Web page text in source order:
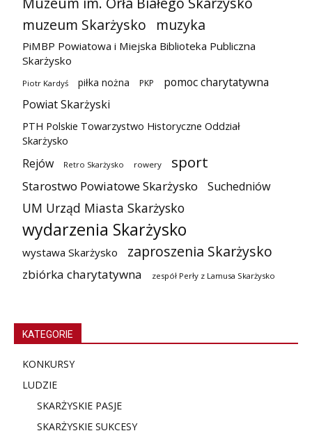
muzeum Skarżysko
muzyka
PiMBP Powiatowa i Miejska Biblioteka Publiczna
Skarżysko
Piotr Kardyś piłka nożna PKP
pomoc charytatywna
Powiat Skarżyski
PTH Polskie Towarzystwo Historyczne Oddział
Skarżysko
Rejów Retro Skarżysko rowery sport
Starostwo Powiatowe Skarżysko Suchedniów
UM Urząd Miasta Skarżysko
wydarzenia Skarżysko
wystawa Skarżysko zaproszenia Skarżysko
zbiórka charytatywna zespół Perły z Lamusa Skarżysko
KATEGORIE
KONKURSY
LUDZIE
SKARŻYSKIE PASJE
SKARŻYSKIE SUKCESY